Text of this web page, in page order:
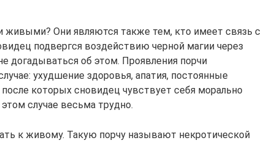
живыми? Они являются также тем, кто имеет связь с
подвергся воздействию черной магии через
догадываться об этом. Проявления порчи
ухудшение здоровья, апатия, постоянные
которых сновидец чувствует себя морально
случае весьма трудно.
к живому. Такую порчу называют некротической